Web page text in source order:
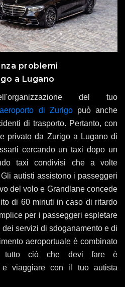
problemi
a Lugano
del tuo
di Zurigopuò anche
di trasporto. Pertanto, con
privato da Zurigo a Lugano di
cercando un taxi dopo un
taxi condivisi che a volte
autisti assistono i passeggeri
del volo e Grandlane concede
di 60 minuti in caso di ritardo
per i passeggeri espletare
dei servizi di sdoganamento e di
aeroportuale è combinato
tutto ciò che devi fare è
e viaggiare con il tuo autista